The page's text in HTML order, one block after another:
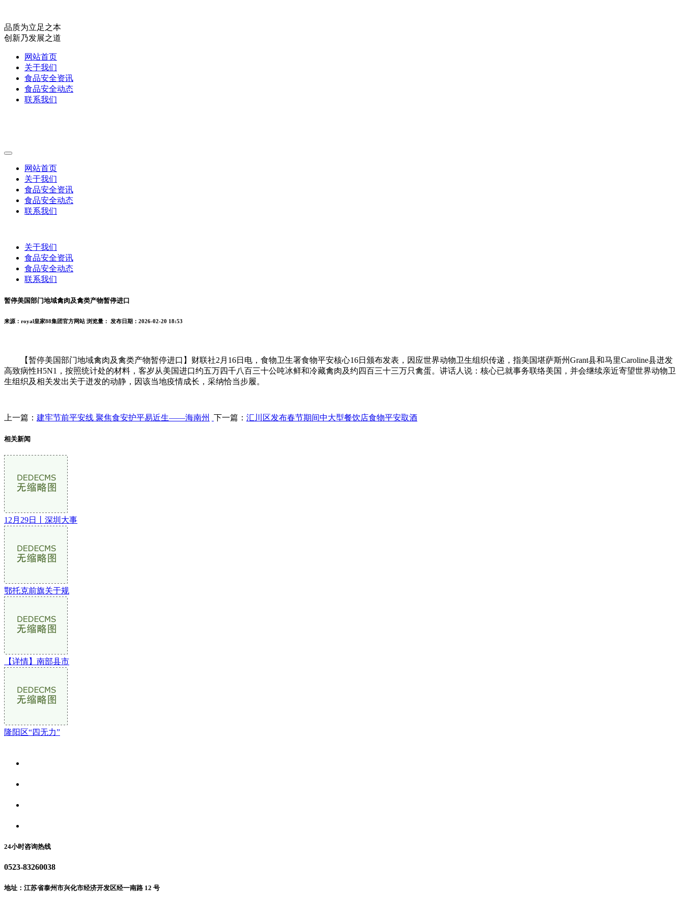
品质为立足之本
创新乃发展之道
网站首页
关于我们
食品安全资讯
食品安全动态
联系我们
网站首页
关于我们
食品安全资讯
食品安全动态
联系我们
关于我们
食品安全资讯
食品安全动态
联系我们
暂停美国部门地域禽肉及禽类产物暂停进口
来源：royal皇家88集团官方网站 浏览量： 发布日期：2026-02-20 18:53
【暂停美国部门地域禽肉及禽类产物暂停进口】财联社2月16日电，食物卫生署食物平安核心16日颁布发表，因应世界动物卫生组织传递，指美国堪萨斯州Grant县和马里Caroline县迸发
高致病性H5N1，按照统计处的材料，客岁从美国进口约五万四千八百三十公吨冰鲜和冷藏禽肉及约四百三十三万只禽蛋。讲话人说：核心已就事务联络美国，并会继续亲近寄望世界动物卫
生组织及相关发出关于迸发的动静，因该当地疫情成长，采纳恰当步履。
上一篇： 建牢节前平安线 聚焦食安护平易近生——海南州 下一篇： 汇川区发布春节期间中大型餐饮店食物平安取酒
相关新闻
12月29日丨深圳大事
鄂托克前旗关于规
【详情】南部县市
隆阳区“四无力”
24小时咨询热线
0523-83260038
地址：江苏省泰州市兴化市经济开发区经一南路 12 号